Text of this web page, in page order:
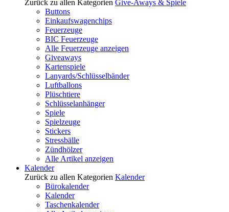
Zurück zu allen Kategorien Give-Aways & Spiele
Buttons
Einkaufswagenchips
Feuerzeuge
BIC Feuerzeuge
Alle Feuerzeuge anzeigen
Giveaways
Kartenspiele
Lanyards/Schlüsselbänder
Luftballons
Plüschtiere
Schlüsselanhänger
Spiele
Spielzeuge
Stickers
Stressbälle
Zündhölzer
Alle Artikel anzeigen
Kalender
Zurück zu allen Kategorien Kalender
Bürokalender
Kalender
Taschenkalender